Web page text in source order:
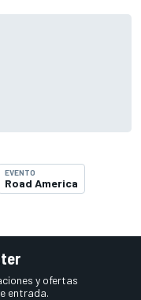
EVENTO
Road America
y ofertas
entrada.